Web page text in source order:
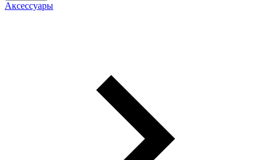
Аксессуары